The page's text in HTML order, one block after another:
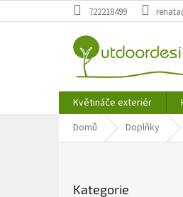
na
722218499
Květináče exteriér
Domů
Doplňky
kategorie
Kategorie